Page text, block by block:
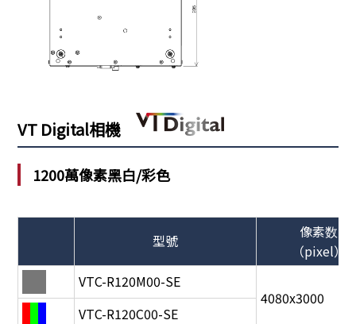
VT Digital相機
1200萬像素黑白/彩色
型號
像素数
（pixel）
VTC-R120M00-SE
4080x3000
VTC-R120C00-SE